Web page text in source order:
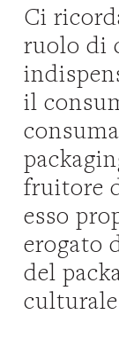
Ci
ruolo di
il
fruitore
esso
erogato
del